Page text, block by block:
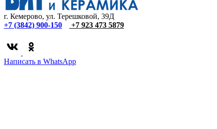
г. Кемерово, ул. Терешковой, 39Д
+7 (3842) 900-150
+7 923 473 5879
Написать в WhatsApp